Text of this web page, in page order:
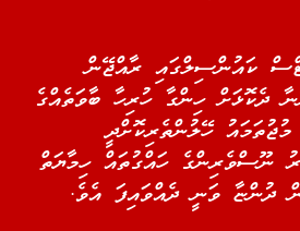
ކައުންސިލްގައި ރާއްޖޭން
ދެކޮޅަށް ހިންގާ ހުރިހާ ބާވަތެއްގެ
ހޭލުންތެރިކޮށްދީ
ނޫސްވެރިންގެ ހައްގުތައް ހިމާޔަތް
ދުންޏާ ވަނީ ދެއްވައިފަ އެވެ.